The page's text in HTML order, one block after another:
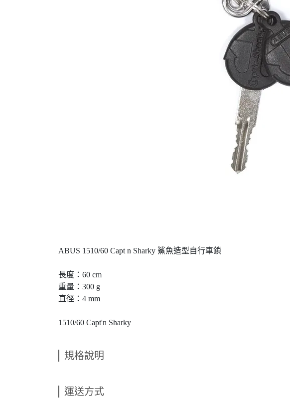
ABUS 1510/60 Capt n Sharky 鯊魚造型自行車鎖
長度：60 cm
重量：300 g
直徑：4 mm
1510/60 Capt'n Sharky
規格說明
運送方式